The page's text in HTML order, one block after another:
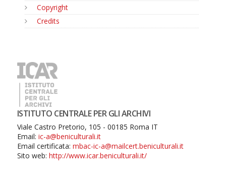
Copyright
Credits
ISTITUTO CENTRALE PER GLI ARCHIVI
Viale Castro Pretorio, 105 - 00185 Roma IT
Email: ic-a@beniculturali.it
Email certificata: mbac-ic-a@mailcert.beniculturali.it
Sito web: http://www.icar.beniculturali.it/